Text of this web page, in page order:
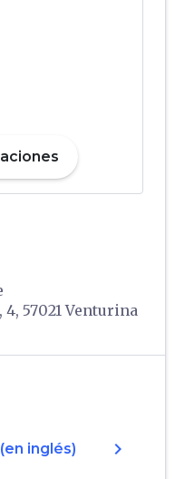
57021 Venturina
inglés) chevron_right